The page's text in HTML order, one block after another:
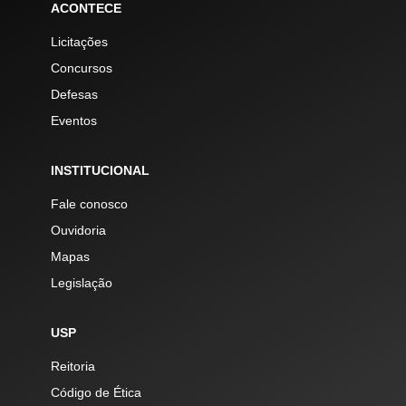
ACONTECE
Licitações
Concursos
Defesas
Eventos
INSTITUCIONAL
Fale conosco
Ouvidoria
Mapas
Legislação
USP
Reitoria
Código de Ética